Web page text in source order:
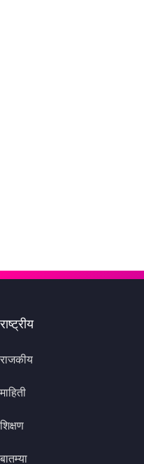
राष्ट्रीय
राजकीय
माहिती
शिक्षण
बातम्या